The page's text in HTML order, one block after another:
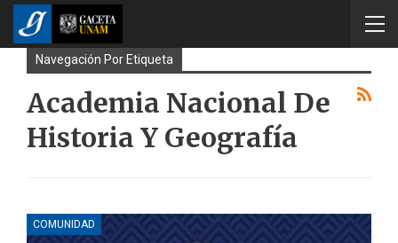
Navegación Por Etiqueta
Academia Nacional De
Historia Y Geografía
COMUNIDAD